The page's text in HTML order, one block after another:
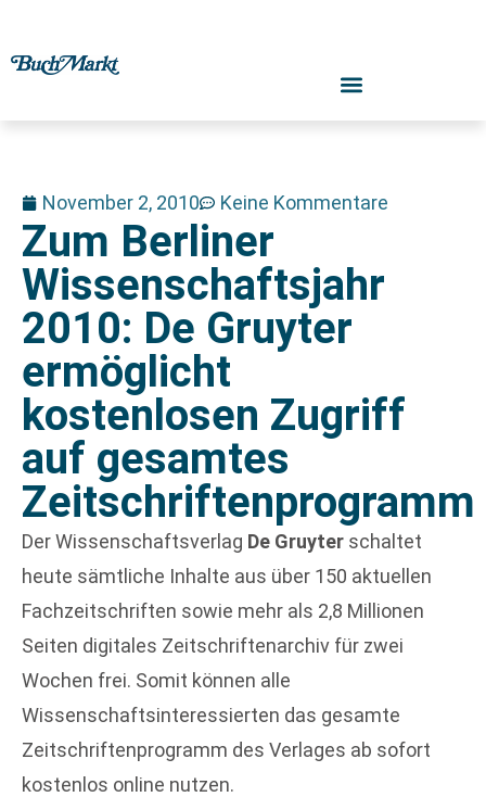
November 2, 2010 Keine Kommentare
Zum Berliner
Wissenschaftsjahr
2010: De Gruyter
ermöglicht
kostenlosen Zugriff
auf gesamtes
Zeitschriftenprogramm
Der Wissenschaftsverlag De Gruyter schaltet
heute sämtliche Inhalte aus über 150 aktuellen
Fachzeitschriften sowie mehr als 2,8 Millionen
Seiten digitales Zeitschriftenarchiv für zwei
Wochen frei. Somit können alle
Wissenschaftsinteressierten das gesamte
Zeitschriftenprogramm des Verlages ab sofort
kostenlos online nutzen.